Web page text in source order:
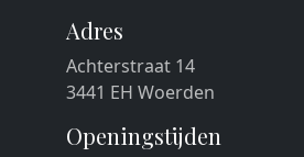
Adres
Achterstraat 14
3441 EH Woerden
Openingstijden